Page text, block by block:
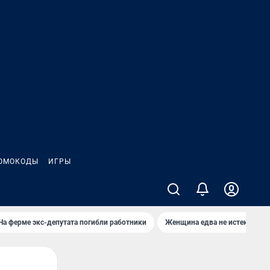
ИГРЫ
ферме экс-депутата погибли работники Женщина едва не истекла